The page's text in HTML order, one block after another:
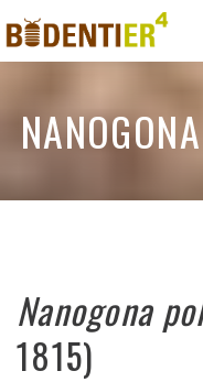
Nanogona
1815)